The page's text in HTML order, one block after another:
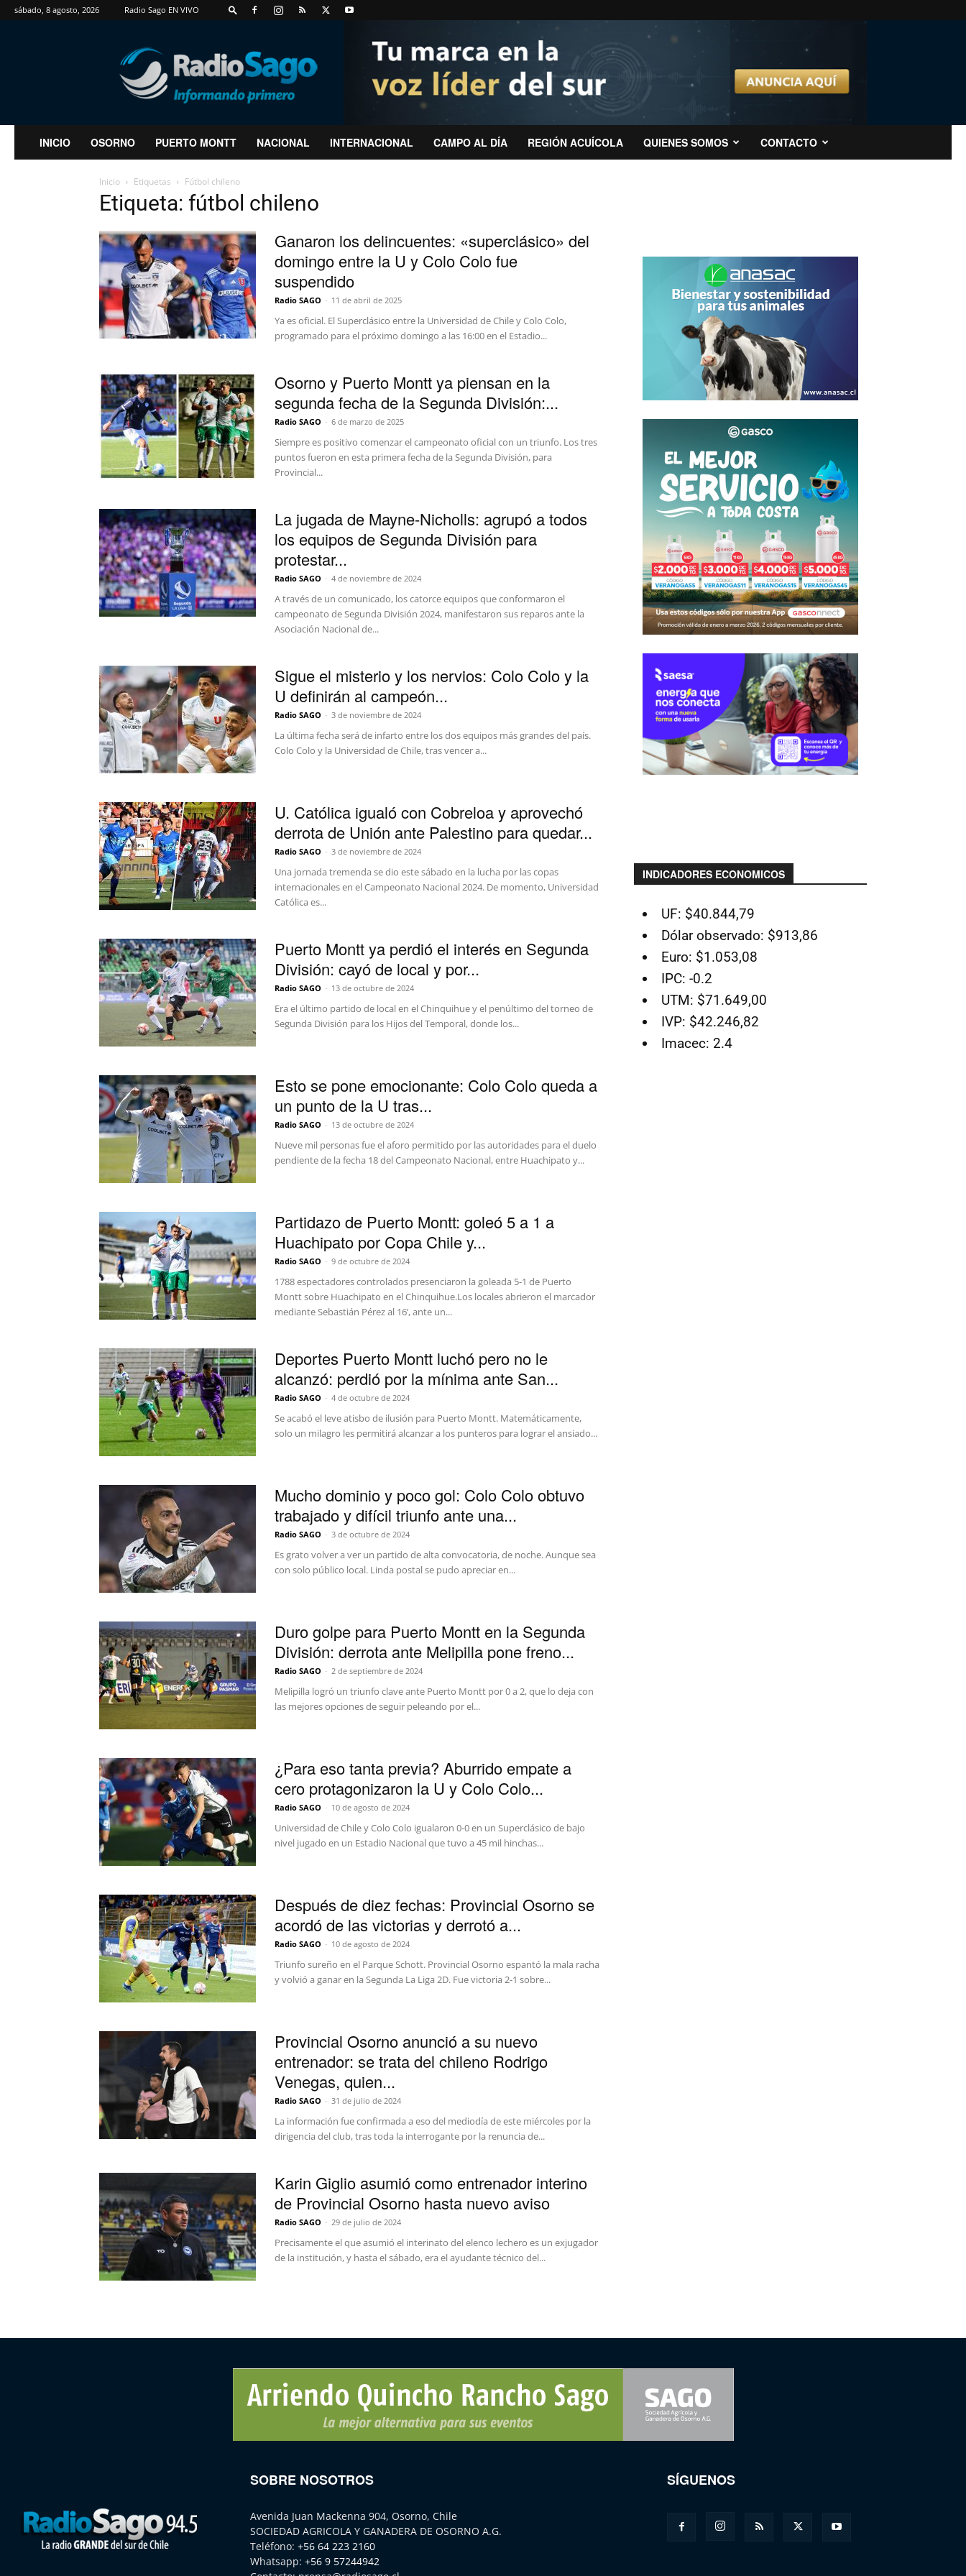
sábado, 8 agosto, 2026 Radio Sago EN VIVO
RadioSago
INICIO OSORNO PUERTO MONTT NACIONAL INTERNACIONAL CAMPO AL DÍA REGIÓN ACUÍCOLA QUIENES SOMOS CONTACTO
Inicio Etiquetas Fútbol chileno
Etiqueta: fútbol chileno
Ganaron los delincuentes: «superclásico» del
domingo entre la U y Colo Colo fue
suspendido
Radio SAGO - 11 de abril de 2025
Ya es oficial. El Superclásico entre la Universidad de Chile y Colo Colo,
programado para el próximo domingo a las 16:00 en el Estadio...
Osorno y Puerto Montt ya piensan en la
segunda fecha de la Segunda División:...
Radio SAGO - 6 de marzo de 2025
Siempre es positivo comenzar el campeonato oficial con un triunfo. Los tres
puntos fueron en esta primera fecha de la Segunda División, para
Provincial...
La jugada de Mayne-Nicholls: agrupó a todos
los equipos de Segunda División para
protestar...
Radio SAGO - 4 de noviembre de 2024
A través de un comunicado, los catorce equipos que conformaron el
campeonato de Segunda División 2024, manifestaron sus reparos ante la
Asociación Nacional de...
Sigue el misterio y los nervios: Colo Colo y la
U definirán al campeón...
Radio SAGO - 3 de noviembre de 2024
La última fecha será de infarto entre los dos equipos más grandes del país.
Colo Colo y la Universidad de Chile, tras vencer a...
U. Católica igualó con Cobreloa y aprovechó
derrota de Unión ante Palestino para quedar...
Radio SAGO - 3 de noviembre de 2024
Una jornada tremenda se dio este sábado en la lucha por las copas
internacionales en el Campeonato Nacional 2024. De momento, Universidad
Católica es...
Puerto Montt ya perdió el interés en Segunda
División: cayó de local y por...
Radio SAGO - 13 de octubre de 2024
Era el último partido de local en el Chinquihue y el penúltimo del torneo de
Segunda División para los Hijos del Temporal, donde los...
Esto se pone emocionante: Colo Colo queda a
un punto de la U tras...
Radio SAGO - 13 de octubre de 2024
Nueve mil personas fue el aforo permitido por las autoridades para el duelo
pendiente de la fecha 18 del Campeonato Nacional, entre Huachipato y...
Partidazo de Puerto Montt: goleó 5 a 1 a
Huachipato por Copa Chile y...
Radio SAGO - 9 de octubre de 2024
1788 espectadores controlados presenciaron la goleada 5-1 de Puerto
Montt sobre Huachipato en el Chinquihue.Los locales abrieron el marcador
mediante Sebastián Pérez al 16’, ante un...
Deportes Puerto Montt luchó pero no le
alcanzó: perdió por la mínima ante San...
Radio SAGO - 4 de octubre de 2024
Se acabó el leve atisbo de ilusión para Puerto Montt. Matemáticamente,
solo un milagro les permitirá alcanzar a los punteros para lograr el ansiado...
Mucho dominio y poco gol: Colo Colo obtuvo
trabajado y difícil triunfo ante una...
Radio SAGO - 3 de octubre de 2024
Es grato volver a ver un partido de alta convocatoria, de noche. Aunque sea
con solo público local. Linda postal se pudo apreciar en...
Duro golpe para Puerto Montt en la Segunda
División: derrota ante Melipilla pone freno...
Radio SAGO - 2 de septiembre de 2024
Melipilla logró un triunfo clave ante Puerto Montt por 0 a 2, que lo deja con
las mejores opciones de seguir peleando por el...
¿Para eso tanta previa? Aburrido empate a
cero protagonizaron la U y Colo Colo...
Radio SAGO - 10 de agosto de 2024
Universidad de Chile y Colo Colo igualaron 0-0 en un Superclásico de bajo
nivel jugado en un Estadio Nacional que tuvo a 45 mil hinchas...
Después de diez fechas: Provincial Osorno se
acordó de las victorias y derrotó a...
Radio SAGO - 10 de agosto de 2024
Triunfo sureño en el Parque Schott. Provincial Osorno espantó la mala racha
y volvió a ganar en la Segunda La Liga 2D. Fue victoria 2-1 sobre...
Provincial Osorno anunció a su nuevo
entrenador: se trata del chileno Rodrigo
Venegas, quien...
Radio SAGO - 31 de julio de 2024
La información fue confirmada a eso del mediodía de este miércoles por la
dirigencia del club, tras toda la interrogante por la renuncia de...
Karin Giglio asumió como entrenador interino
de Provincial Osorno hasta nuevo aviso
Radio SAGO - 29 de julio de 2024
Precisamente el que asumió el interinato del elenco lechero es un exjugador
de la institución, y hasta el sábado, era el ayudante técnico del...
INDICADORES ECONOMICOS
UF: $40.844,79
Dólar observado: $913,86
Euro: $1.053,08
IPC: -0.2
UTM: $71.649,00
IVP: $42.246,82
Imacec: 2.4
SOBRE NOSOTROS
Avenida Juan Mackenna 904, Osorno, Chile
SOCIEDAD AGRICOLA Y GANADERA DE OSORNO A.G.
Teléfono: +56 64 223 2160
Whatsapp: +56 9 57244942
SÍGUENOS